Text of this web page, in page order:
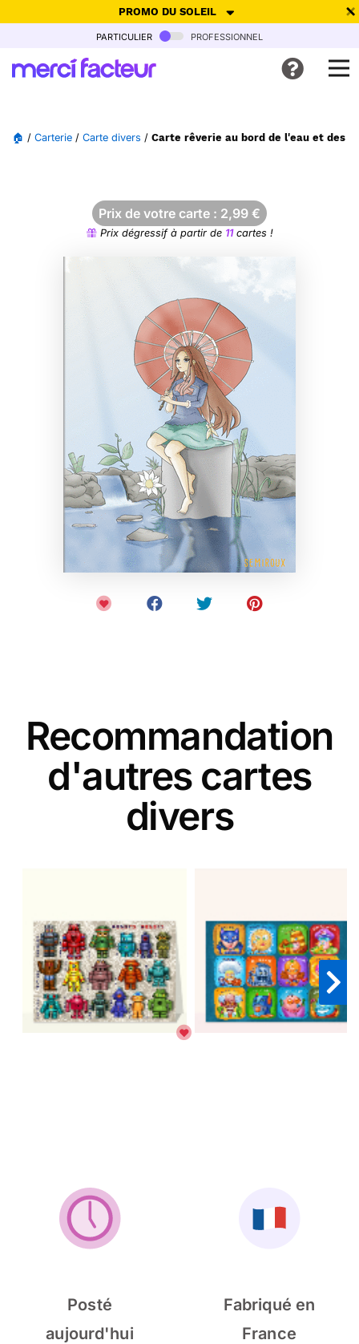
PROMO DU SOLEIL
-30% de réduction avec le code SUMMER26pour envoyer des
Ne plus afficher
particulier professionnel
🏠 / Carterie / Carte divers / Carte rêverie au bord de l'eau et des
Prix de votre carte : 2,99 €
Prix dégressif à partir de 11cartes !
Recommandation
d'autres cartes
divers
Posté
aujourd'hui
Fabriqué en
France